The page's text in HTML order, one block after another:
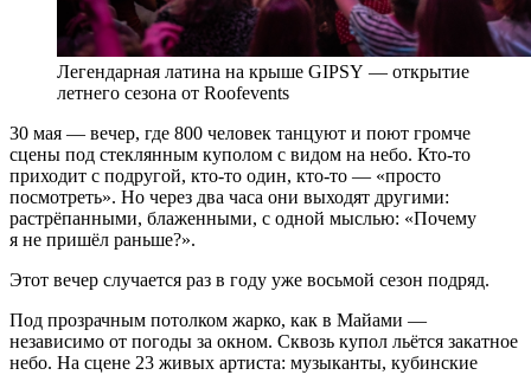
Легендарная латина на крыше GIPSY — открытие
летнего сезона от Roofevents
30 мая — вечер, где 800 человек танцуют и поют громче
сцены под стеклянным куполом с видом на небо. Кто-то
приходит с подругой, кто-то один, кто-то — «просто
посмотреть». Но через два часа они выходят другими:
растрёпанными, блаженными, с одной мыслью: «Почему
я не пришёл раньше?».
Этот вечер случается раз в году уже восьмой сезон подряд.
Под прозрачным потолком жарко, как в Майами —
независимо от погоды за окном. Сквозь купол льётся закатное
небо. На сцене 23 живых артиста: музыканты, кубинские